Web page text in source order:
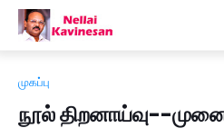
முகப்பு
நூல் திறனாய்வு--